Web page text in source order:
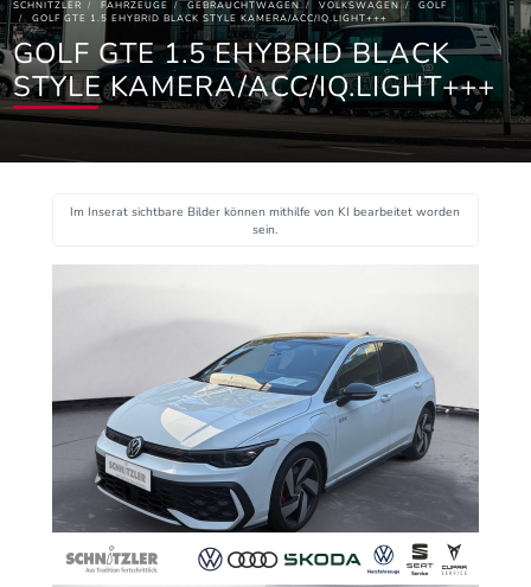
EU Data Act
SCHNITZLER FAHRZEUGE GEBRAUCHTWAGEN VOLKSWAGEN
GOLF
GOLF GTE 1.5 EHYBRID BLACK STYLE KAMERA/ACC/IQ.LIGHT+++
GOLF GTE 1.5 EHYBRID BLACK
STYLE KAMERA/ACC/IQ.LIGHT+++
Im Inserat sichtbare Bilder können mithilfe von KI bearbeitet worden
sein.